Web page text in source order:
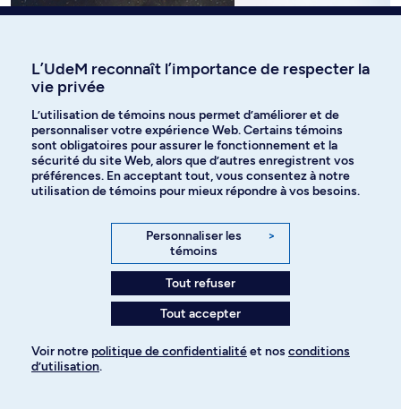
Physicien(ne)
faire un programme d’échanges à
L’UdeM reconnaît l’importance de respecter la
vie privée
L’utilisation de témoins nous permet d’améliorer et de
personnaliser votre expérience Web. Certains témoins
sont obligatoires pour assurer le fonctionnement et la
sécurité du site Web, alors que d’autres enregistrent vos
préférences. En acceptant tout, vous consentez à notre
utilisation de témoins pour mieux répondre à vos besoins.
Personnaliser les
témoins
>
Tout refuser
Tout accepter
Voir notre politique de confidentialitéet nos conditions
d’utilisation.